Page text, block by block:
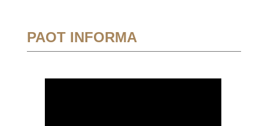
PAOT INFORMA